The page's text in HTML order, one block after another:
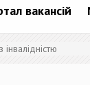
вакансій